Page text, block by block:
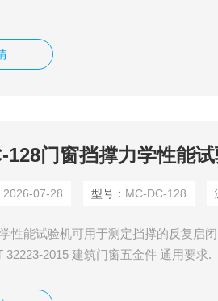
128门窗挡撑力学性能
2026-07-28 型号： MC-DC-128
性能试验机可用于测定挡撑的反复启
32223-2015 建筑门窗五金件 通用要求.